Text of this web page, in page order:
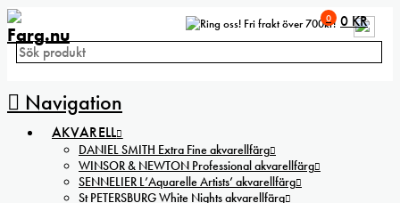
Fri frakt över 700kr!
Navigation
0 0 KR
AKVARELL
DANIEL SMITH Extra Fine akvarellfärg
WINSOR & NEWTON Professional akvarellfärg
SENNELIER L’Aquarelle Artists’ akvarellfärg
St PETERSBURG White Nights akvarellfärg